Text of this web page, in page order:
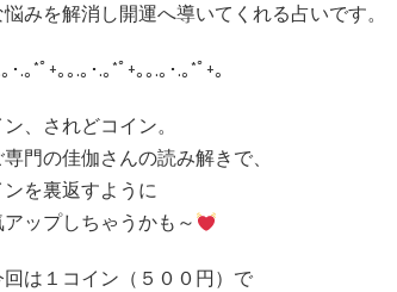
みを解消し開運へ導いてくれる占いです。
･.｡*ﾟ+｡｡.｡･.｡*ﾟ+｡｡.｡･.｡*ﾟ+｡
、されどコイン。
門の佳伽さんの読み解きで、
ンを裏返すように
ップしちゃうかも～
は１コイン（５００円）で